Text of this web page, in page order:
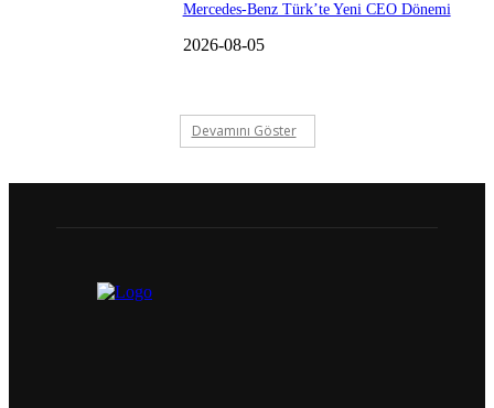
Mercedes-Benz Türk’te Yeni CEO Dönemi
2026-08-05
Devamını Göster